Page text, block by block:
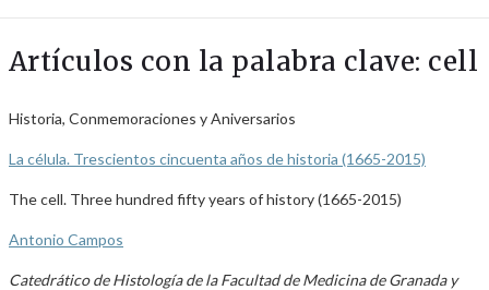
Artículos con la palabra clave: cell
Historia, Conmemoraciones y Aniversarios
La célula. Trescientos cincuenta años de historia (1665-2015)
The cell. Three hundred fifty years of history (1665-2015)
Antonio Campos
Catedrático de Histología de la Facultad de Medicina de Granada y